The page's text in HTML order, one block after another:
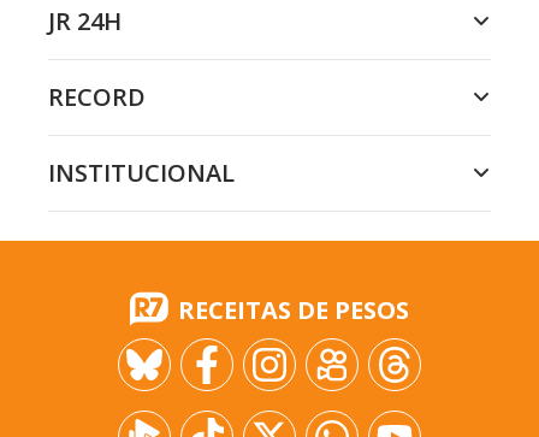
JR 24H
RECORD
INSTITUCIONAL
RECEITAS DE PESOS